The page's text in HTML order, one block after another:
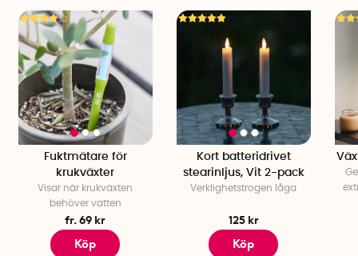
Fuktmätare för
krukväxter
Visar när krukväxten
behöver vatten
fr. 69 kr
Köp
Kort batteridrivet
stearinljus, Vit 2-pack
Verklighetstrogen låga
125 kr
Köp